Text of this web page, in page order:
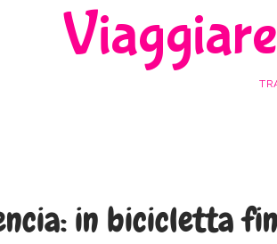
in bicicletta